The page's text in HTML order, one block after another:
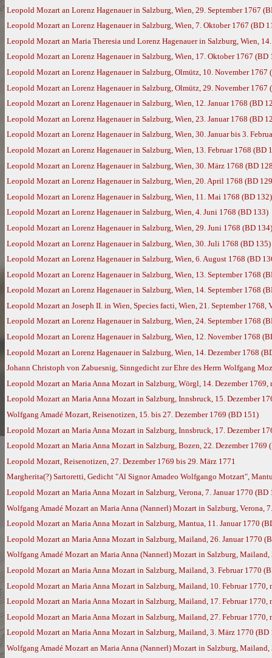
Leopold Mozart an Lorenz Hagenauer in Salzburg, Wien, 29. September 1767
Leopold Mozart an Lorenz Hagenauer in Salzburg, Wien, 7. Oktober 1767 (BD
Leopold Mozart an Maria Theresia und Lorenz Hagenauer in Salzburg, Wien,
Leopold Mozart an Lorenz Hagenauer in Salzburg, Wien, 17. Oktober 1767 (BD
Leopold Mozart an Lorenz Hagenauer in Salzburg, Olmütz, 10. November 1767
Leopold Mozart an Lorenz Hagenauer in Salzburg, Olmütz, 29. November 1767
Leopold Mozart an Lorenz Hagenauer in Salzburg, Wien, 12. Januar 1768 (BD
Leopold Mozart an Lorenz Hagenauer in Salzburg, Wien, 23. Januar 1768 (BD
Leopold Mozart an Lorenz Hagenauer in Salzburg, Wien, 30. Januar bis 3.
Leopold Mozart an Lorenz Hagenauer in Salzburg, Wien, 13. Februar 1768 (BD
Leopold Mozart an Lorenz Hagenauer in Salzburg, Wien, 30. März 1768 (BD
Leopold Mozart an Lorenz Hagenauer in Salzburg, Wien, 20. April 1768 (BD
Leopold Mozart an Lorenz Hagenauer in Salzburg, Wien, 11. Mai 1768 (BD 132)
Leopold Mozart an Lorenz Hagenauer in Salzburg, Wien, 4. Juni 1768 (BD 133)
Leopold Mozart an Lorenz Hagenauer in Salzburg, Wien, 29. Juni 1768 (BD 134)
Leopold Mozart an Lorenz Hagenauer in Salzburg, Wien, 30. Juli 1768 (BD 135)
Leopold Mozart an Lorenz Hagenauer in Salzburg, Wien, 6. August 1768 (BD
Leopold Mozart an Lorenz Hagenauer in Salzburg, Wien, 13. September 1768
Leopold Mozart an Lorenz Hagenauer in Salzburg, Wien, 14. September 1768
Leopold Mozart an Joseph II. in Wien, Species facti, Wien, 21. September 1768,
Leopold Mozart an Lorenz Hagenauer in Salzburg, Wien, 24. September 1768
Leopold Mozart an Lorenz Hagenauer in Salzburg, Wien, 12. November 1768
Leopold Mozart an Lorenz Hagenauer in Salzburg, Wien, 14. Dezember 1768
Johann Christoph von Zabuesnig, Sinngedicht zur Ehre des Herrn Wolfgang
Leopold Mozart an Maria Anna Mozart in Salzburg, Wörgl, 14. Dezember
Leopold Mozart an Maria Anna Mozart in Salzburg, Innsbruck, 15. Dezember
Wolfgang Amadé Mozart, Reisenotizen, 15. bis 27. Dezember 1769 (BD 151)
Leopold Mozart an Maria Anna Mozart in Salzburg, Innsbruck, 17. Dezember
Leopold Mozart an Maria Anna Mozart in Salzburg, Bozen, 22. Dezember 1769
Leopold Mozart, Reisenotizen, 27. Dezember 1769 bis 29. März 1771
Margherita(?) Sartoretti, Gedicht "Al Signor Amadeo Wolfgango Motzart",
Leopold Mozart an Maria Anna Mozart in Salzburg, Verona, 7. Januar 1770 (BD
Wolfgang Amadé Mozart an Maria Anna (Nannerl) Mozart in Salzburg,
Leopold Mozart an Maria Anna Mozart in Salzburg, Mantua, 11. Januar 1770
Leopold Mozart an Maria Anna Mozart in Salzburg, Mailand, 26. Januar 1770
Wolfgang Amadé Mozart an Maria Anna (Nannerl) Mozart in Salzburg, Mailand,
Leopold Mozart an Maria Anna Mozart in Salzburg, Mailand, 3. Februar 1770
Leopold Mozart an Maria Anna Mozart in Salzburg, Mailand, 10. Februar
Leopold Mozart an Maria Anna Mozart in Salzburg, Mailand, 17. Februar
Leopold Mozart an Maria Anna Mozart in Salzburg, Mailand, 27. Februar
Leopold Mozart an Maria Anna Mozart in Salzburg, Mailand, 3. März 1770 (BD
Wolfgang Amadé Mozart an Maria Anna (Nannerl) Mozart in Salzburg,